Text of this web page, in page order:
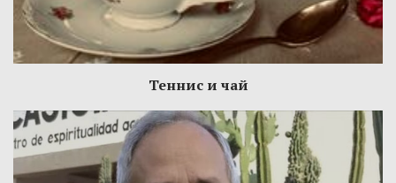
Теннис и чай